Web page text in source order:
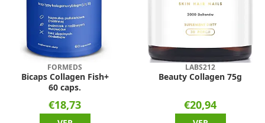
FORMEDS
Bicaps Collagen Fish+
60 caps.
€18,73
LABS212
Beauty Collagen 75g
€20,94